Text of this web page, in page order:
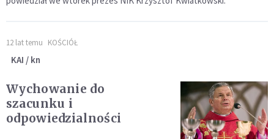
12 lat temu KOŚCIÓŁ
KAI / kn
Wychowanie do
szacunku i
odpowiedzialności